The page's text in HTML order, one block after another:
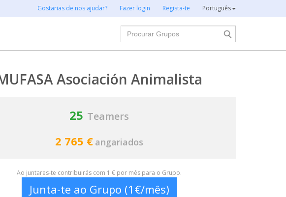
Gostarias de nos ajudar? Fazer login Regista-te Português
Procurar
Asociación Animalista
25 Teamers
2 765 € angariados
Ao juntares-te contribuirás com 1 € por mês para o Grupo.
Junta-te ao Grupo (1€/mês)